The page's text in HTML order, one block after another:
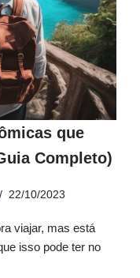
que
Completo)
22/10/2023
viajar, mas está
isso pode ter no